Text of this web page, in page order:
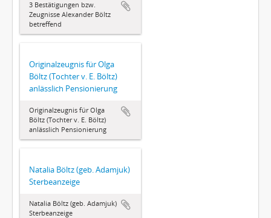
3 Bestätigungen bzw.
Zeugnisse Alexander Böltz
betreffend
Originalzeugnis für Olga
Böltz (Tochter v. E. Böltz)
anlässlich Pensionierung
Originalzeugnis für Olga
Böltz (Tochter v. E. Böltz)
anlässlich Pensionierung
Natalia Böltz (geb. Adamjuk)
Sterbeanzeige
Natalia Böltz (geb. Adamjuk)
Sterbeanzeige